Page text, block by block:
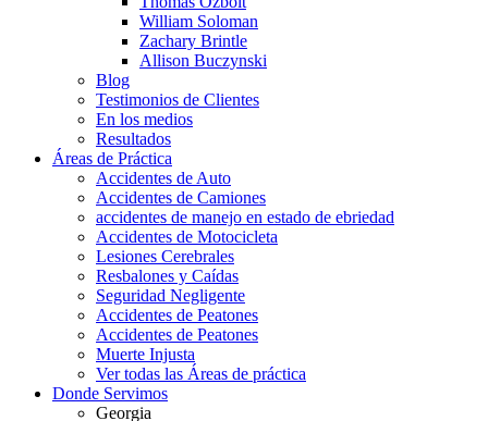
William Soloman
Zachary Brintle
Allison Buczynski
Blog
Testimonios de Clientes
En los medios
Resultados
Áreas de Práctica
Accidentes de Auto
Accidentes de Camiones
accidentes de manejo en estado de ebriedad
Accidentes de Motocicleta
Lesiones Cerebrales
Resbalones y Caídas
Seguridad Negligente
Accidentes de Peatones
Accidentes de Peatones
Muerte Injusta
Ver todas las Áreas de práctica
Donde Servimos
Georgia